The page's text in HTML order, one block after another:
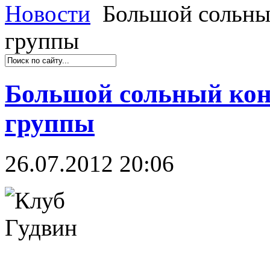
Новости Большой
группы
Большой сольный
группы
26.07.2012 20:06